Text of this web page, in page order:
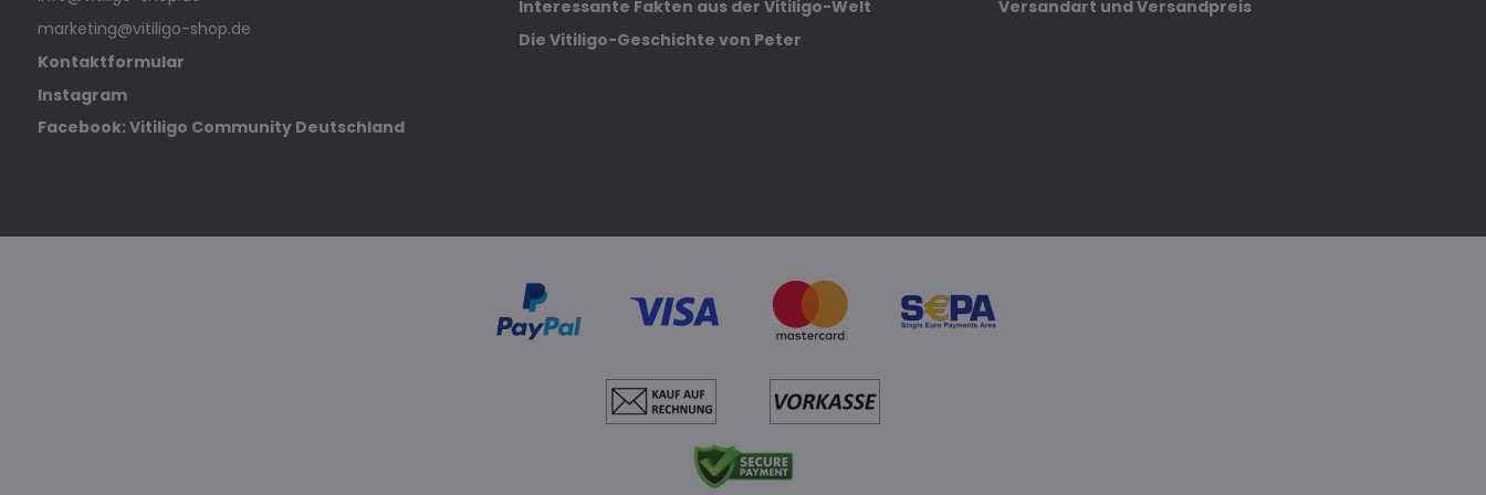
marketing@vitiligo-shop.de
Kontaktformular
Instagram
Facebook: Vitiligo Community Deutschland
Interessante Fakten aus der Vitiligo-Welt
Die Vitiligo-Geschichte von Peter
Versandart und Versandpreis